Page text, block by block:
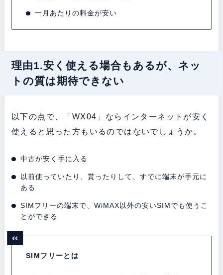
一月あたりの料金が安い
理由1.安く使える場合もあるが、ネッ
トの質は期待できない
以下の点で、「WX04」ならインターネットが安く
使えると思った方もいるのではないでしょうか。
中古が安く手に入る
以前使っていたり、貰ったりして、すでに端末が手元に
ある
SIMフリーの端末で、WiMAX以外の安いSIMでも使うこ
とができる
SIMフリーとは